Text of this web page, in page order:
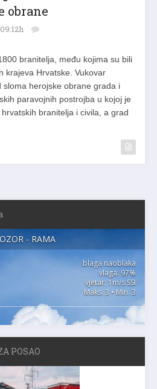
obrane
branitelja, među kojima su bili
krajeva Hrvatske. Vukovar
sloma herojske obrane grada i
paravojnih postrojba u kojoj je
branitelja i civila, a grad
- RAMA
blaga naoblaka
vlaga: 97%
vjetar: 1m/s SSI
Maks. 3 • Min. 3
POSAO